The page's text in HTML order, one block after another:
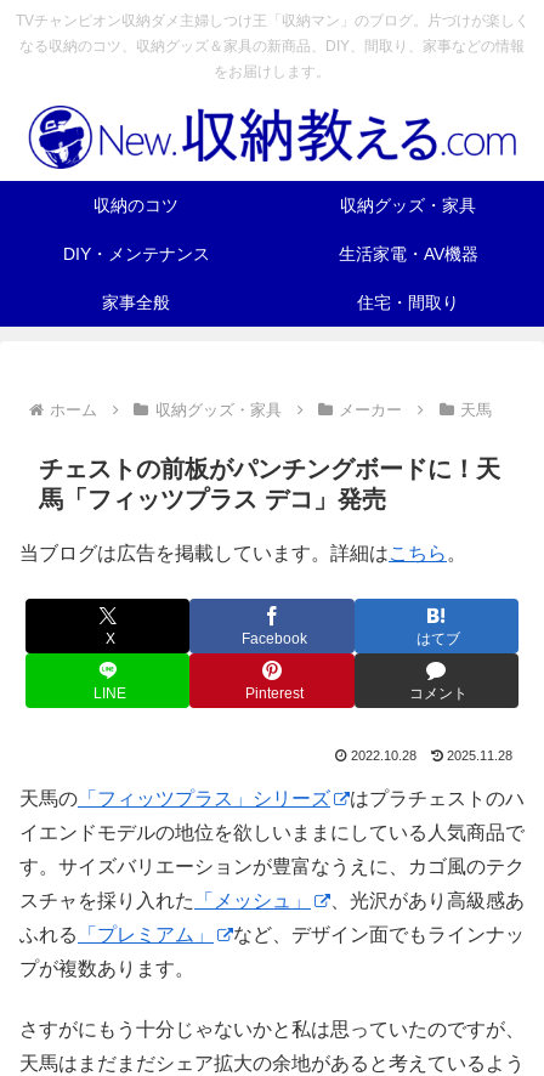
TVチャンピオン収納ダメ主婦しつけ王「収納マン」のブログ。片づけが楽しく
なる収納のコツ、収納グッズ＆家具の新商品、DIY、間取り、家事などの情報
をお届けします。
収納のコツ 収納グッズ・家具
DIY・メンテナンス 生活家電・AV機器
家事全般 住宅・間取り
ホーム 収納グッズ・家具 メーカー 天馬
チェストの前板がパンチングボードに！天
馬「フィッツプラス デコ」発売
当ブログは広告を掲載しています。詳細はこちら 。
X Facebook はてブ
LINE Pinterest コメント
2022.10.28 2025.11.28
天馬の 「フィッツプラス」シリーズ
はプラチェストのハ
イエンドモデルの地位を欲しいままにしている人気商品で
す。サイズバリエーションが豊富なうえに、カゴ風のテク
スチャを採り入れた
「メッシュ」
、光沢があり高級感あ
ふれる
「プレミアム」
など、デザイン面でもラインナッ
プが複数あります。
さすがにもう十分じゃないかと私は思っていたのですが、
天馬はまだまだシェア拡大の余地があると考えているよう